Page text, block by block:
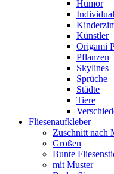
Humor
Künstler
Origami
Pflanzen
Skylines
Sprüche
Städte
Tiere
Fliesenaufkleber
Zuschnitt nach
Größen
Bunte
mit Muster